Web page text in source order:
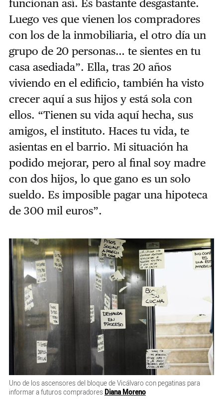
funcionan así. Es bastante desgastante.
Luego ves que vienen los compradores
con los de la inmobiliaria, el otro día un
grupo de 20 personas… te sientes en tu
casa asediada”. Ella, tras 20 años
viviendo en el edificio, también ha visto
crecer aquí a sus hijos y está sola con
ellos. “Tienen su vida aquí hecha, sus
amigos, el instituto. Haces tu vida, te
asientas en el barrio. Mi situación ha
podido mejorar, pero al final soy madre
con dos hijos, lo que gano es un solo
sueldo. Es imposible pagar una hipoteca
de 300 mil euros”.
Uno de los ascensores del bloque de Vicálvaro con pegatinas para
informar a futuros compradores Diana Moreno